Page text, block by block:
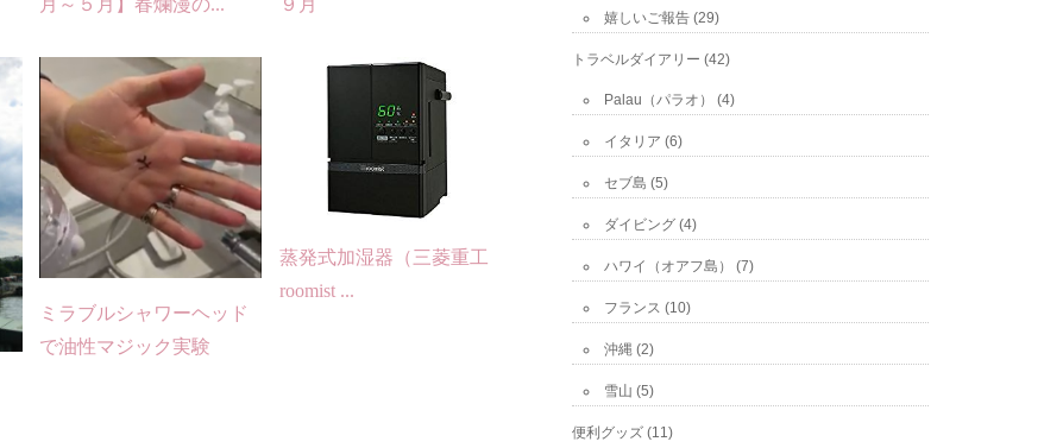
ミラブルシャワーヘッド
で油性マジック実験
蒸発式加湿器（三菱重工
roomist ...
嬉しいご報告 (29)
トラベルダイアリー (42)
Palau（パラオ） (4)
イタリア (6)
セブ島 (5)
ダイビング (4)
ハワイ（オアフ島） (7)
フランス (10)
沖縄 (2)
雪山 (5)
便利グッズ (11)